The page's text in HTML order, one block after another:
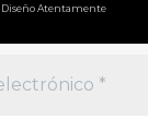
Diseño Atentamente